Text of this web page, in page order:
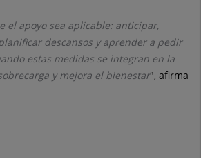
el apoyo sea aplicable: anticipar,
descansos y aprender a pedir
estas medidas se integran en la
y mejora el bienestar", afirma